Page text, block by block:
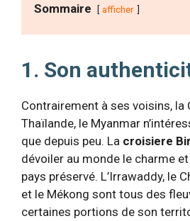
Sommaire afficher
1. Son
Contrairement à ses voisins, la
Thaïlande, le Myanmar
que depuis peu. La croisiere
dévoiler au monde le charme
pays préservé. L’Irrawaddy, le
et le Mékong sont tous des
certaines portions de son